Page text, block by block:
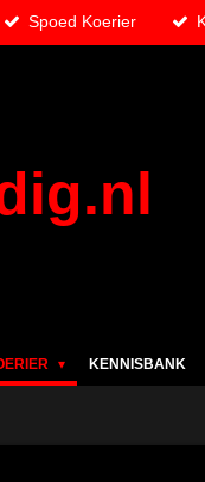
Spoed Koerier
KENNISBANK